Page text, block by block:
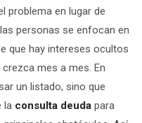
problema en lugar de
personas se enfocan en
que hay intereses ocultos
mes a mes. En
un listado, sino que
la consulta deuda para